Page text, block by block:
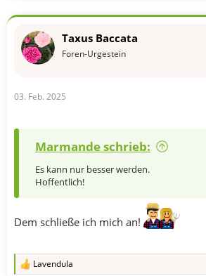
o
e
n
Taxus Baccata
Foren-Urgestein
03. Feb. 2025
Marmande schrieb:
Es kann nur besser werden.
Hoffentlich!
Dem schließe ich mich an!
R
Lavendula